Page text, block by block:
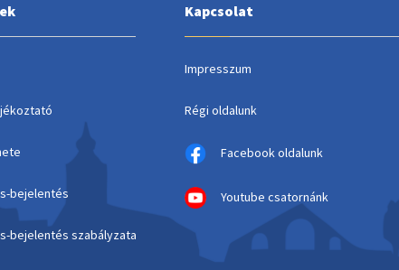
bejelentés
bejelentés szabályzata
Kapcsolat
Impresszum
Régi oldalunk
Facebook oldalunk
Youtube csatornánk